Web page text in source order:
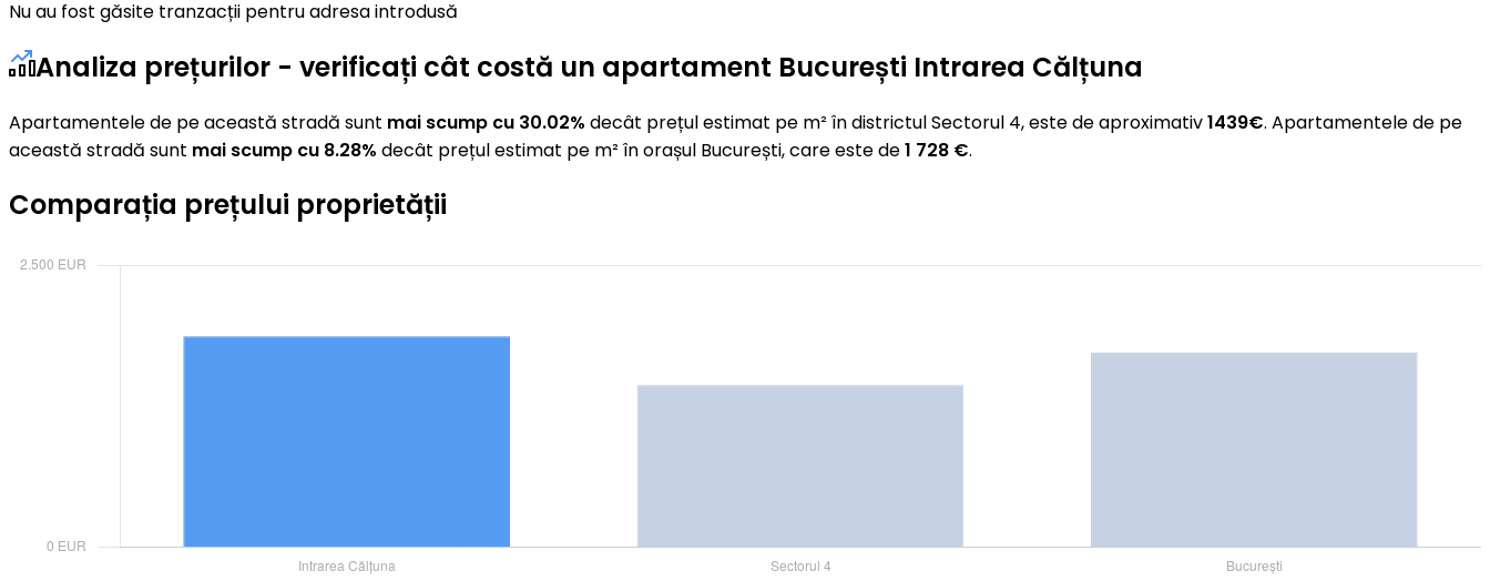
Nu au fost găsite tranzacții pentru adresa introdusă
Analiza prețurilor - verificați cât costă un apartament București Intrarea Călțuna
Apartamentele de pe această stradă sunt mai scump cu 30.02% decât prețul estimat pe m² în districtul Sectorul 4, este de aproximativ1439€. Apartamentele de pe
această stradă sunt mai scump cu 8.28% decât prețul estimat pe m² în orașul București, care este de1 728 €.
Comparația prețului proprietății